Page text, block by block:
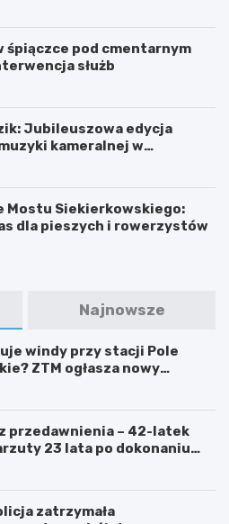
śpiączce pod cmentarnym
służb
Jubileuszowa edycja
kameralnej w
Mostu Siekierkowskiego:
dla pieszych i rowerzystów
Najnowsze
windy przy stacji Pole
ZTM ogłasza nowy
przedawnienia – 42-latek
23 lata po dokonaniu
zatrzymała